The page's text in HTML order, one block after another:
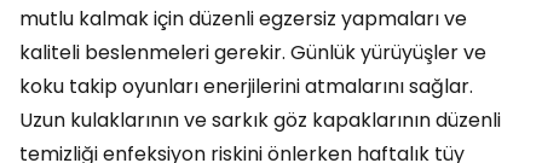
mutlu kalmak için düzenli egzersiz yapmaları ve
kaliteli beslenmeleri gerekir. Günlük yürüyüşler ve
koku takip oyunları enerjilerini atmalarını sağlar.
Uzun kulaklarının ve sarkık göz kapaklarının düzenli
temizliği enfeksiyon riskini önlerken haftalık tüy